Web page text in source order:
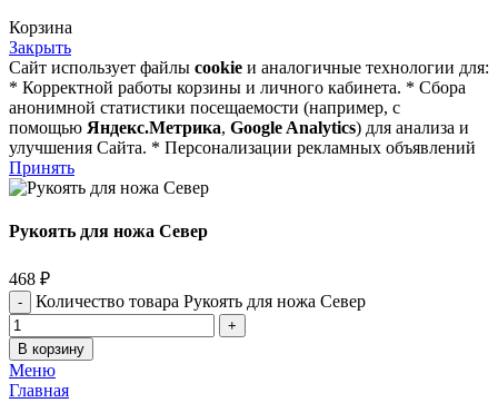
Корзина
Закрыть
Сайт использует файлы cookie и аналогичные технологии для:
* Корректной работы корзины и личного кабинета. * Сбора
анонимной статистики посещаемости (например, с
помощью Яндекс.Метрика, Google Analytics) для анализа и
улучшения Сайта. * Персонализации рекламных объявлений
Принять
Рукоять для ножа Север
468 ₽
Количество товара Рукоять для ножа Север
В корзину
Меню
Главная